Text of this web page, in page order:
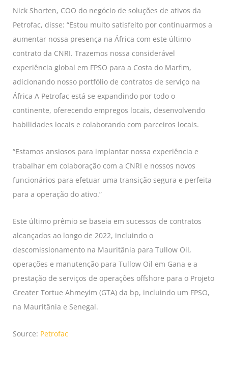
Nick Shorten, COO do negócio de soluções de ativos da
Petrofac, disse: “Estou muito satisfeito por continuarmos a
aumentar nossa presença na África com este último
contrato da CNRI. Trazemos nossa considerável
experiência global em FPSO para a Costa do Marfim,
adicionando nosso portfólio de contratos de serviço na
África A Petrofac está se expandindo por todo o
continente, oferecendo empregos locais, desenvolvendo
habilidades locais e colaborando com parceiros locais.
“Estamos ansiosos para implantar nossa experiência e
trabalhar em colaboração com a CNRI e nossos novos
funcionários para efetuar uma transição segura e perfeita
para a operação do ativo.”
Este último prêmio se baseia em sucessos de contratos
alcançados ao longo de 2022, incluindo o
descomissionamento na Mauritânia para Tullow Oil,
operações e manutenção para Tullow Oil em Gana e a
prestação de serviços de operações offshore para o Projeto
Greater Tortue Ahmeyim (GTA) da bp, incluindo um FPSO,
na Mauritânia e Senegal.
Source: Petrofac